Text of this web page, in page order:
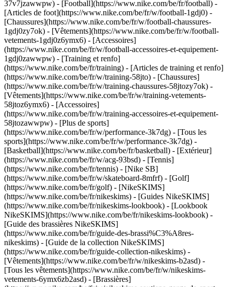
37v7jzawwpw) - [Football](https://www.nike.com/be/fr/football) -
[Articles de foot](https://www.nike.com/be/fr/w/football-1gdj0) -
[Chaussures](https://www.nike.com/be/fr/w/football-chaussures-
1gdj0zy7ok) - [Vêtements](https://www.nike.com/be/fr/w/football-
vetements-1gdj0z6ymx6) - [Accessoires]
(https://www.nike.com/be/fr/w/football-accessoires-et-equipement-
1gdj0zawwpw) - [Training et renfo]
(https://www.nike.com/be/fr/training) - [Articles de training et renfo]
(https://www.nike.com/be/fr/w/training-58jto) - [Chaussures]
(https://www.nike.com/be/fr/w/training-chaussures-58jtozy7ok) -
[Vêtements](https://www.nike.com/be/fr/w/training-vetements-
58jtoz6ymx6) - [Accessoires]
(https://www.nike.com/be/fr/w/training-accessoires-et-equipement-
58jtozawwpw) - [Plus de sports]
(https://www.nike.com/be/fr/w/performance-3k7dg) - [Tous les
sports](https://www.nike.com/be/fr/w/performance-3k7dg) -
[Basketball](https://www.nike.com/be/fr/basketball) - [Extérieur]
(https://www.nike.com/be/fr/w/acg-93bsd) - [Tennis]
(https://www.nike.com/be/fr/tennis) - [Nike SB]
(https://www.nike.com/be/fr/w/skateboard-8mfrf) - [Golf]
(https://www.nike.com/be/fr/golf) - [NikeSKIMS]
(https://www.nike.com/be/fr/nikeskims) - [Guides NikeSKIMS]
(https://www.nike.com/be/fr/nikeskims-lookbook) - [Lookbook
NikeSKIMS](https://www.nike.com/be/fr/nikeskims-lookbook) -
[Guide des brassières NikeSKIMS]
(https://www.nike.com/be/fr/guide-des-brassi%C3%A8res-
nikeskims) - [Guide de la collection NikeSKIMS]
(https://www.nike.com/be/fr/guide-collection-nikeskims) -
[Vêtements](https://www.nike.com/be/fr/w/nikeskims-b2asd) -
[Tous les vêtements](https://www.nike.com/be/fr/w/nikeskims-
vetements-6ymx6zb2asd) - [Brassières]